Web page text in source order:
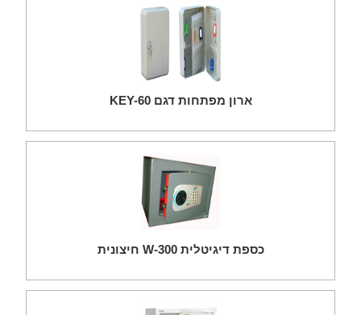
ארון מפתחות דגם KEY-60
כספת דיגיטלית W-300 חיצונית